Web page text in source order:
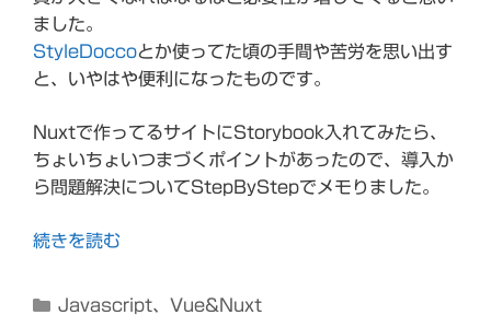
ました。
StyleDoccoとか使ってた頃の手間や苦労を思い出す
と、いやはや便利になったものです。
Nuxtで作ってるサイトにStorybook入れてみたら、
ちょいちょいつまづくポイントがあったので、導入か
ら問題解決についてStepByStepでメモりました。
続きを読む
カ
Javascript、 Vue&Nuxt